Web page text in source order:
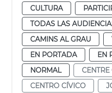
CULTURA
TODAS LAS
CAMINS AL GRAU
EN PORTADA
EN
NORMAL
CENTRE
CENTRO CÍVICO